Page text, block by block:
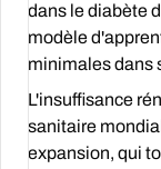
dans le diabète
modèle
minimales dans
L'insuffisance
sanitaire
expansion, qui